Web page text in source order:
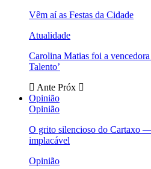
Vêm aí as Festas da Cidade
Atualidade
Carolina Matias foi a
Talento’
Ante Próx
Opinião
Opinião
O grito silencioso do Cartaxo —
implacável
Opinião